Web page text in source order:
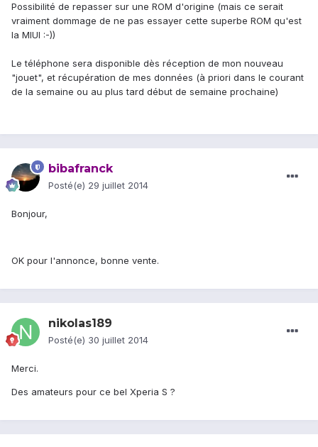
Possibilité de repasser sur une ROM d'origine (mais ce serait
vraiment dommage de ne pas essayer cette superbe ROM qu'est
la MIUI :-))
Le téléphone sera disponible dès réception de mon nouveau
"jouet", et récupération de mes données (à priori dans le courant
de la semaine ou au plus tard début de semaine prochaine)
bibafranck
Posté(e) 29 juillet 2014
Bonjour,
OK pour l'annonce, bonne vente.
nikolas189
Posté(e) 30 juillet 2014
Merci.
Des amateurs pour ce bel Xperia S ?